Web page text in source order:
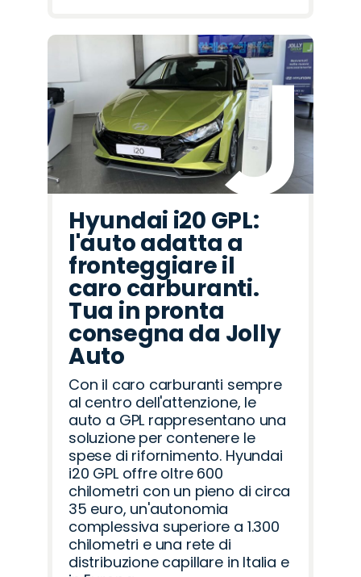
Hyundai i20 GPL:
l'auto adatta a
fronteggiare il
caro carburanti.
Tua in pronta
consegna da Jolly
Auto
Con il caro carburanti sempre
al centro dell'attenzione, le
auto a GPL rappresentano una
soluzione per contenere le
spese di rifornimento. Hyundai
i20 GPL offre oltre 600
chilometri con un pieno di circa
35 euro, un'autonomia
complessiva superiore a 1.300
chilometri e una rete di
distribuzione capillare in Italia e